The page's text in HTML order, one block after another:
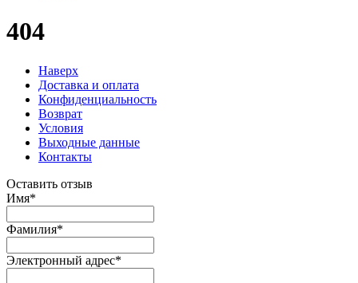
404
Наверх
Доставка и оплата
Конфиденциальность
Возврат
Условия
Выходные данные
Контакты
Оставить отзыв
Имя*
Фамилия*
Электронный адрес*